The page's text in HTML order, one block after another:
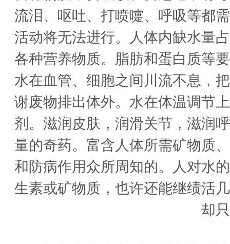
流泪、呕吐、打喷嚏、呼吸等都
活动将无法进行。人体内缺水量
各种营养物质。脂肪和蛋白质等
水在血管、细胞之间川流不息，
谢废物排出体外。水在体温调节
剂。滋润皮肤，润滑关节，滋润
量的奇药。富含人体所需矿物质
和防病作用众所周知的。人对水
生素或矿物质，也许还能继绩活
却